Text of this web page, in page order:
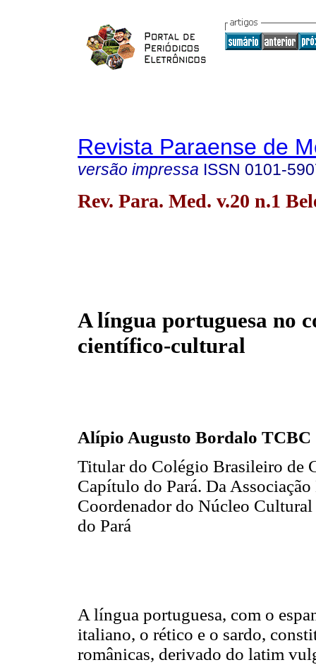
Revista Paraense de
versão impressa ISSN 0101-
Rev. Para. Med. v.20 n.1
A língua portuguesa no
científico-cultural
Alípio Augusto Bordalo TCBC
Titular do Colégio Brasileiro de
Capítulo do Pará. Da
Coordenador do Núcleo
do Pará
A língua portuguesa, com o
italiano, o rético e o sardo,
românicas, derivado do latim